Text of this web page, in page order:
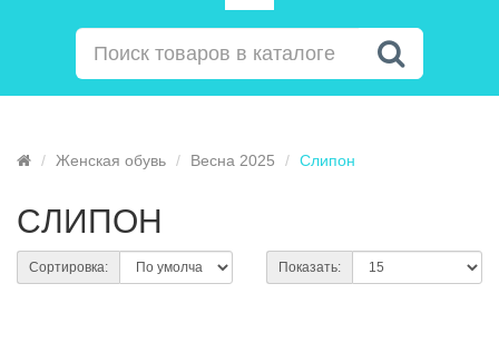
Женская обувь Весна 2025 Cлипон
CЛИПОН
Сортировка: Показать: